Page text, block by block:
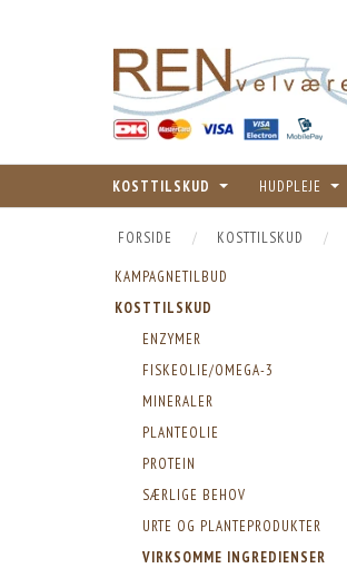
KOSTTILSKUD HUDPLEJE
FORSIDE KOSTTILSKUD
KAMPAGNETILBUD
KOSTTILSKUD
ENZYMER
FISKEOLIE/OMEGA-3
MINERALER
PLANTEOLIE
PROTEIN
SÆRLIGE BEHOV
URTE OG PLANTEPRODUKTER
VIRKSOMME INGREDIENSER